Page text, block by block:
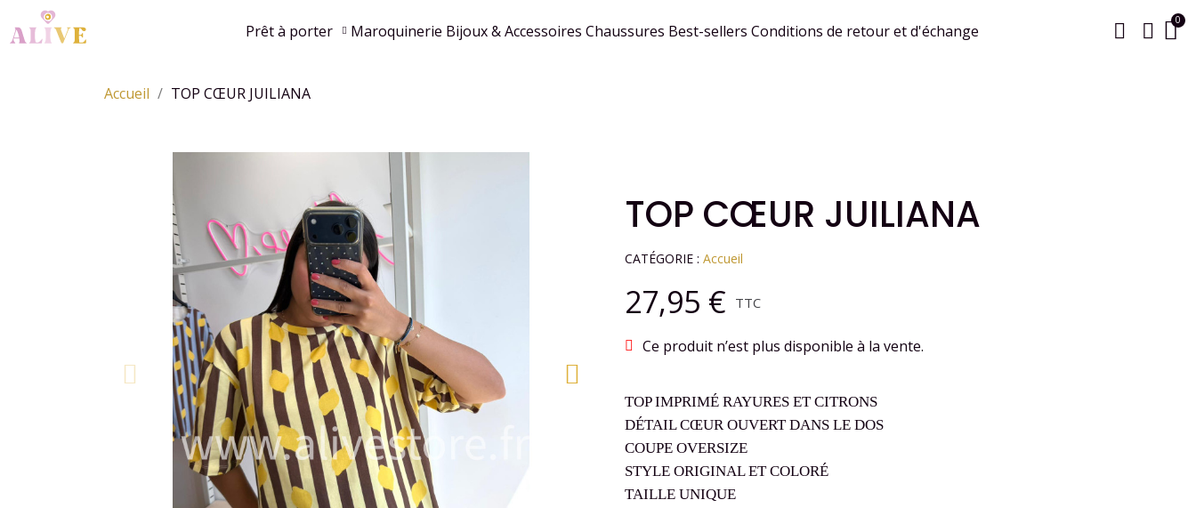
Prêt à porter Maroquinerie Bijoux & Accessoires Chaussures Best-sellers Conditions de retour et d'échange
Accueil TOP CŒUR JUILIANA
TOP CŒUR JUILIANA
CATÉGORIE Accueil
27,95 € TTC
Ce produit n’est plus disponible à la vente.
TOP IMPRIMÉ RAYURES ET CITRONS
DÉTAIL CŒUR OUVERT DANS LE DOS
COUPE OVERSIZE
STYLE ORIGINAL ET COLORÉ
TAILLE UNIQUE